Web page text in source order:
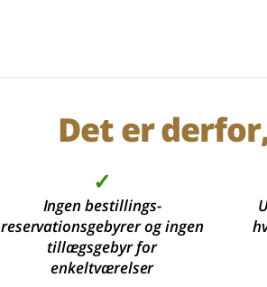
Det er
✓
Ingen bestillings-
reservationsgebyrer og ingen
tillægsgebyr for
enkeltværelser